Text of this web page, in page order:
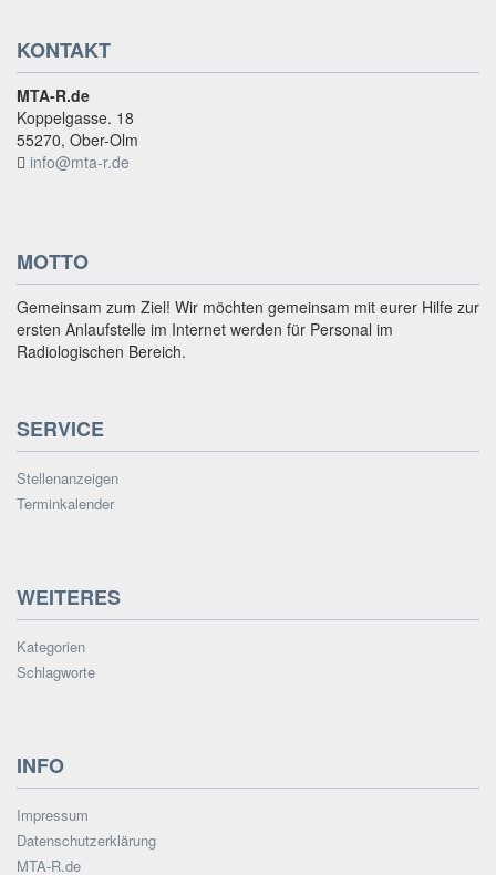
KONTAKT
MTA-R.de
Koppelgasse. 18
55270, Ober-Olm
info@mta-r.de
MOTTO
Gemeinsam zum Ziel! Wir möchten gemeinsam mit eurer Hilfe zur
ersten Anlaufstelle im Internet werden für Personal im
Radiologischen Bereich.
SERVICE
Stellenanzeigen
Terminkalender
WEITERES
Kategorien
Schlagworte
INFO
Impressum
Datenschutzerklärung
MTA-R.de